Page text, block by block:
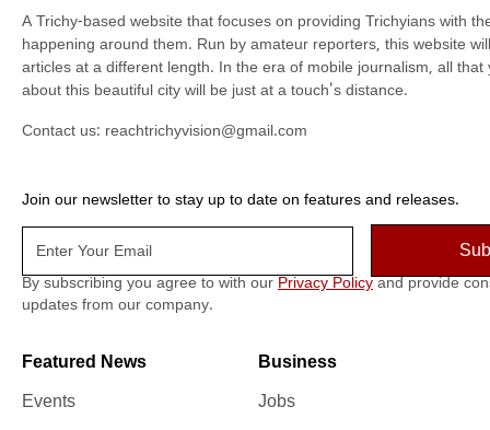
A Trichy-based website that focuses on providing Trichyians with
happening around them. Run by amateur reporters, this website
articles at a different length. In the era of mobile journalism, all that
about this beautiful city will be just at a touch's distance.
Contact us: reachtrichyvision@gmail.com
Join our newsletter to stay up to date on features and releases.
By subscribing you agree to with our Privacy Policy and provide
updates from our company.
Featured News
Events
Business
Jobs